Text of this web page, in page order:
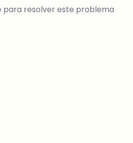
para resolver este problema